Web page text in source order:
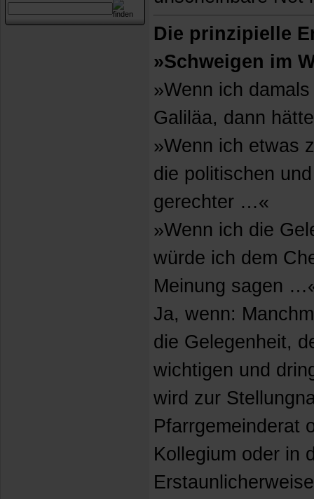
Die prinzipielle
»Schweigen im
»Wenn ich
Galiläa, dann
»Wenn ich etwas
die politischen
gerechter …«
»Wenn ich die
würde ich dem
Meinung sagen
Ja, wenn:
die Gelegenheit,
wichtigen und
wird zur
Pfarrgemeinderat
Kollegium oder in